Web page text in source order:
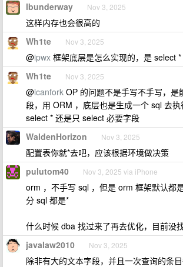
lbunderway Nov 3, 2025
这样内存也会很高的
Wh1te Nov 3, 2025
@ipwx 框架底层是怎么实现的，是 select
Wh1te Nov 3, 2025
@icanfork OP 的问题不是手写不手写，是
段，用 ORM ，底层也是生成一个 sql 去
select * 还是只 select 必要字段
WaldenHorizon Nov 3, 2025
配置表你就*去吧，应该根据环境做决策
pulutom40 Nov 3, 2025 via iPhone
orm ，不手写 sql ，但是 orm 框架默认都
分 sql 都是*
什么时候 dba 找过来了再去优化，目前没
javalaw2010 Nov 3, 2025
除非有大的文本字段，并且一次查询的条